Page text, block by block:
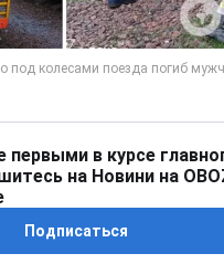
первыми в курсе
на Новини на
Подписаться